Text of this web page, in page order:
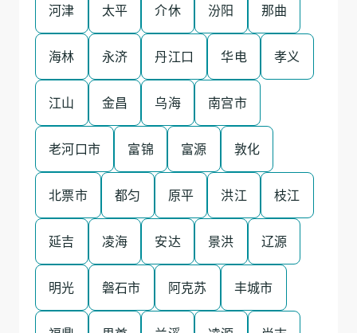
河津 太平 介休 汾阳 那曲
海林 永济 丹江口 华电 孝义
江山 金昌 乌海 南宫市
老河口市 富锦 富源 敦化
北票市 都匀 原平 洪江 枝江
延吉 凌海 安达 景洪 辽源
明光 磐石市 阿克苏 丰城市